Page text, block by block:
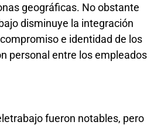
geográficas. No obstante
disminuye la integración
e identidad de los
personal entre los empleados
fueron notables, pero